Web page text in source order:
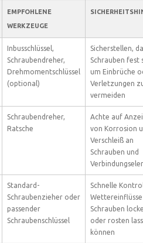
EMPFOHLENE
WERKZEUGE
Inbusschlüssel,
Schraubendreher,
Drehmomentschlüssel
(optional)
Sicherstellen,
Schrauben fest
um Einbrüche
Verletzungen
vermeiden
Schraubendreher,
Ratsche
Achte auf
von Korrosion
Verschleiß an
Schrauben und
Standard-
Schraubenzieher oder
passender
Schraubenschlüssel
Schnelle
Wettereinflüsse
Schrauben
oder rosten
können